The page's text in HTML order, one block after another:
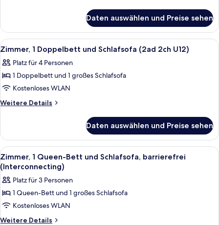
1
Queen-
Bett
Daten auswählen und Preise sehen
Alle
Fotos
für
Zimmer,
1 Doppelbett
und
2ch
U12)
anzeigen
Ein Hotelzimmer mit einem großen
9
Zimmer, 1 Doppelbett und Schlafsofa (2ad 2ch U12)
Platz für 4 Personen
1 Doppelbett und 1 großes Schlafsofa
Kostenloses WLAN
Weitere Details
Weitere
1 Doppelbett
und
Schlafsofa
(2ad
2ch
U12)
Daten auswählen und Preise sehen
Alle
Fotos
für
Zimmer,
1 Queen-
Bett
und
Ein Hotelzimmer mit einem großen
4
Zimmer, 1 Queen-Bett und Schlafsofa, barrierefrei
(Interconnecting)
Platz für 3 Personen
1 Queen-Bett und 1 großes Schlafsofa
Kostenloses WLAN
Weitere Details
Weitere